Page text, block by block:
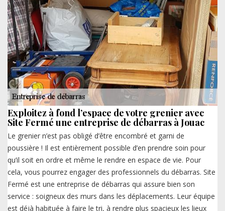
Exploitez à fond l’espace de votre grenier avec
Site Fermé une entreprise de débarras à Jouac
Le grenier n’est pas obligé d’être encombré et garni de
poussière ! Il est entièrement possible d’en prendre soin pour
qu’il soit en ordre et même le rendre en espace de vie. Pour
cela, vous pourrez engager des professionnels du débarras. Site
Fermé est une entreprise de débarras qui assure bien son
service : soigneux des murs dans les déplacements. Leur équipe
est déjà habituée à faire le tri, à rendre plus spacieux les lieux